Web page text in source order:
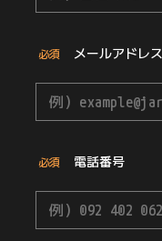
必須 メールアドレス
必須 電話番号